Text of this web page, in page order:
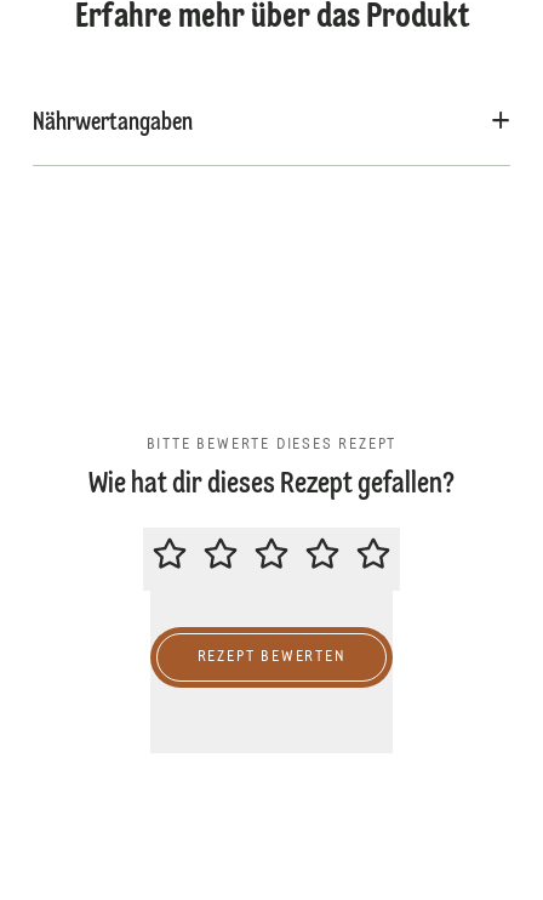
Erfahre mehr über das Produkt
Nährwertangaben
BITTE BEWERTE DIESES REZEPT
Wie hat dir dieses Rezept gefallen?
BITTE BEWERTE DIESES REZEPT
REZEPT BEWERTEN